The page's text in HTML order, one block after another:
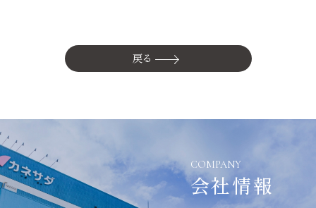
リニューアル中
戻る
COMPANY
会社情報